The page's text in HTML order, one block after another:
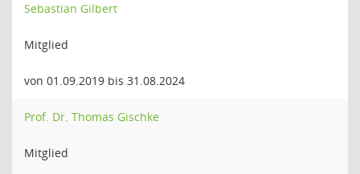
Sebastian Gilbert
Mitglied
von 01.09.2019 bis 31.08.2024
Prof. Dr. Thomas Gischke
Mitglied